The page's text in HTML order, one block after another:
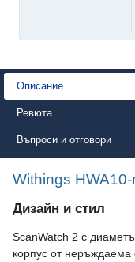
Описание
Ревюта
Въпроси и отговори
Withings
Дизайн и стил
ScanWatch 2 с
корпус от